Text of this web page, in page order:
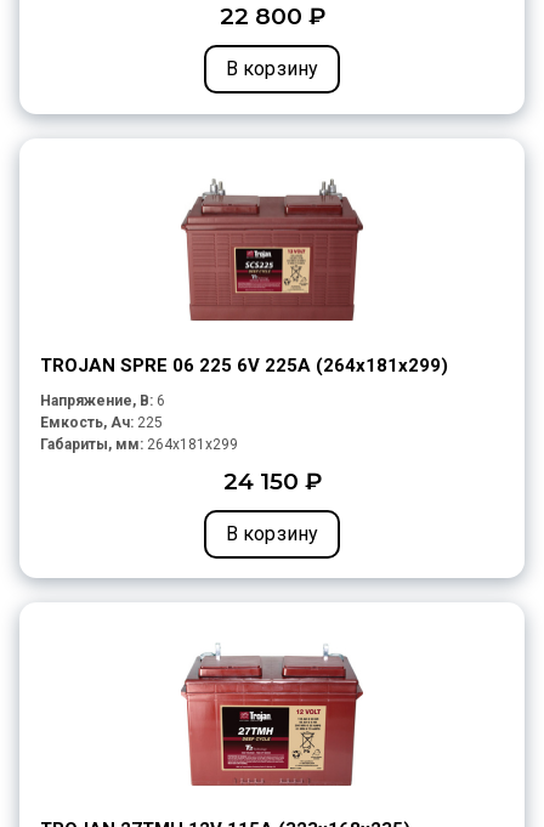
22 800 ₽
В корзину
TROJAN SPRE 06 225 6V 225A (264х181х299)
Напряжение, В: 6
Емкость, Ач: 225
Габариты, мм: 264x181x299
24 150 ₽
В корзину